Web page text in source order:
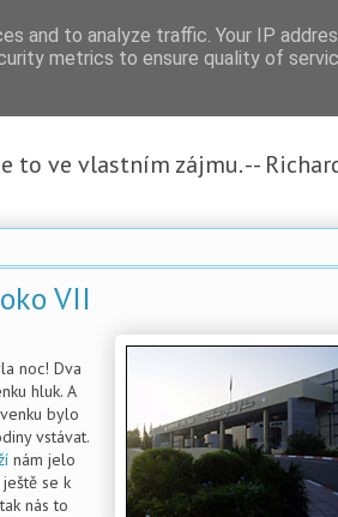
to ve vlastním zájmu. --
VII
noc! Dva
hluk. A
bylo
vstávat.
nám jelo
se k
nás to
and to analyze traffic. Your IP
metrics to ensure quality of